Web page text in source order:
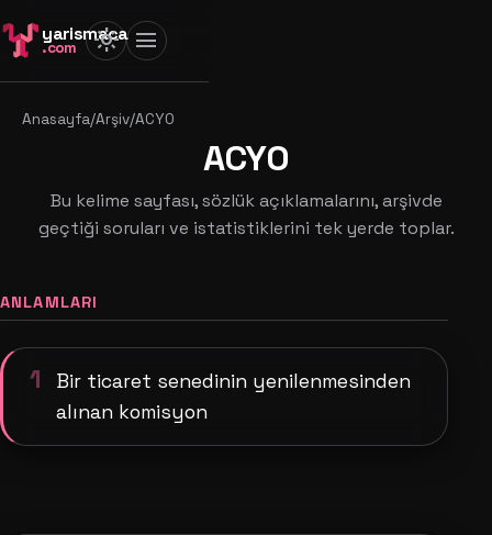
yarismaca
.com light_mode menu
Anasayfa/Arşiv/ACYO
ACYO
Bu kelime sayfası, sözlük açıklamalarını, arşivde
geçtiği soruları ve istatistiklerini tek yerde toplar.
ANLAMLARI
1
Bir ticaret senedinin yenilenmesinden
alınan komisyon